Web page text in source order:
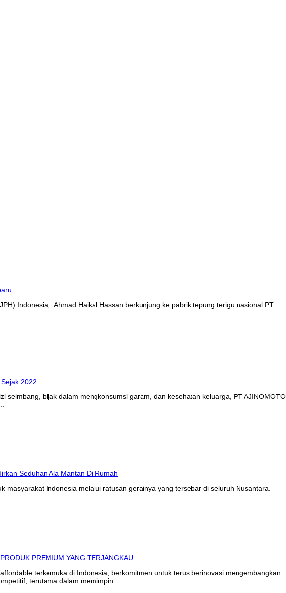
Indonesia, Ahmad Haikal Hassan berkunjung ke pabrik tepung terigu nasional PT
bijak dalam mengkonsumsi garam, dan kesehatan keluarga, PT AJINOMOTO
masyarakat Indonesia melalui ratusan gerainya yang tersebar di seluruh Nusantara.
terkemuka di Indonesia, berkomitmen untuk terus berinovasi mengembangkan
terutama dalam memimpin...